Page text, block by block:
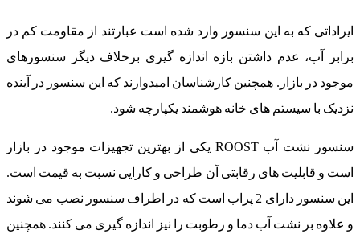
ایراداتی که به این سنسور وارد شده است عبارتند از مقاومت کم در
برابر آب، عدم داشتن بازه اندازه گیری برخلاف دیگر سنسورهای
موجود در بازار. همچنین کارشناسان امیدوارند که این سنسور در آینده
نزدیک با سیستم های خانه هوشمند یکپارچه شود.
سنسور نشت آب ROOST یکی از بهترین تجهیزات موجود در بازار
است و قابلیت های رقابتی آن طراحی و کارایی نسبت به قیمت است.
این سنسور دارای 2 پراب است که در اطراف سنسور نصب می شوند
و علاوه بر نشت آب دما و رطوبت را نیز اندازه گیری می کنند. همچنین